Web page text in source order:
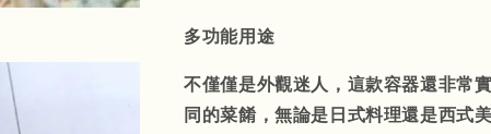
多功能用途
不僅僅是外觀迷人，這款容器還非常
同的菜餚，無論是日式料理還是西式